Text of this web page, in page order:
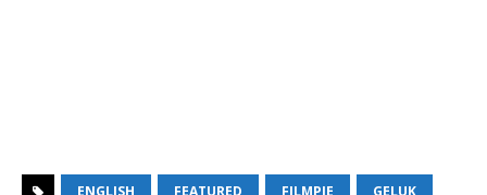
ENGLISH FEATURED FILMPJE GELUK